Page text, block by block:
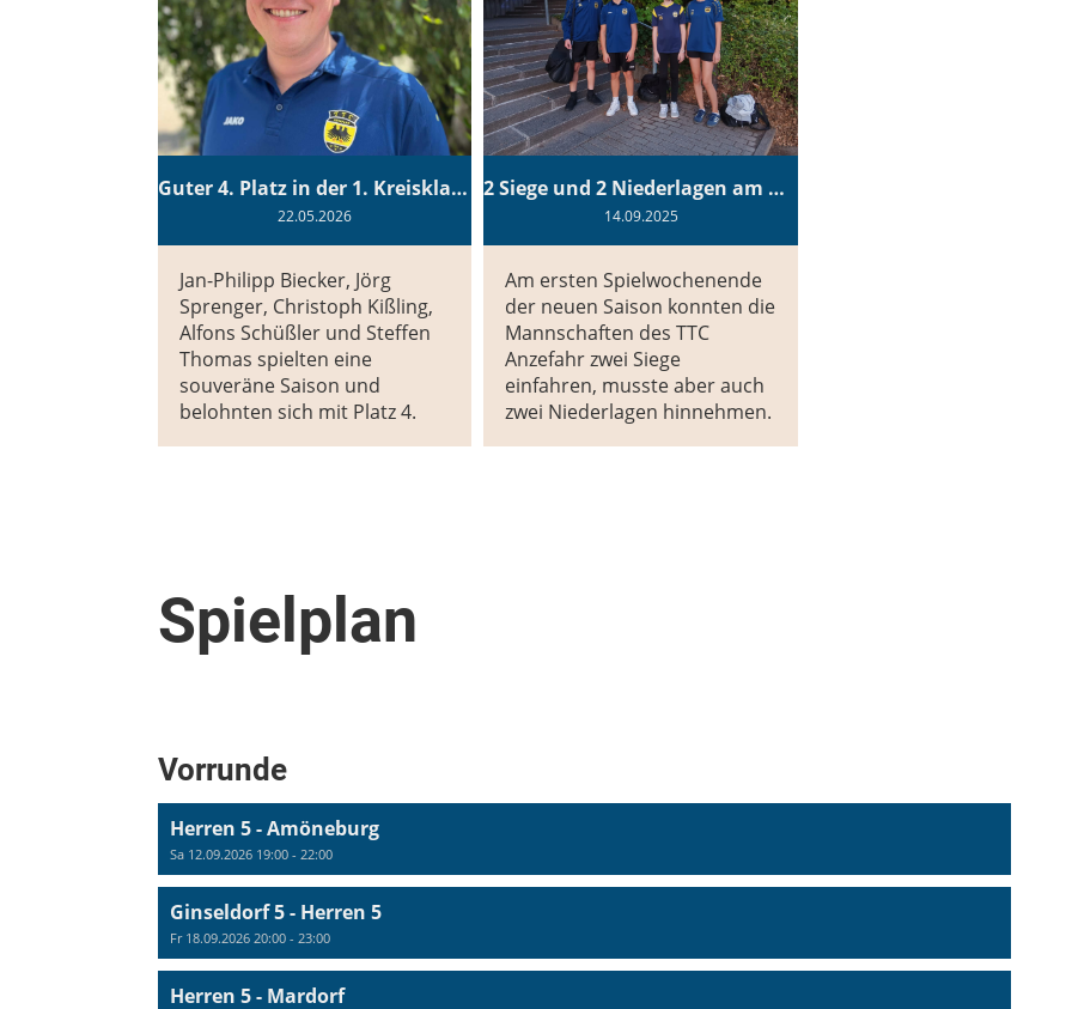
Guter 4. Platz in der 1. Kreisklasse
22.05.2026
Jan-Philipp Biecker, Jörg
Sprenger, Christoph Kißling,
Alfons Schüßler und Steffen
Thomas spielten eine
souveräne Saison und
belohnten sich mit Platz 4.
2 Siege und 2 Niederlagen am Wochenende
14.09.2025
Am ersten Spielwochenende
der neuen Saison konnten die
Mannschaften des TTC
Anzefahr zwei Siege
einfahren, musste aber auch
zwei Niederlagen hinnehmen.
Spielplan
Vorrunde
Herren 5 - Amöneburg
Sa 12.09.2026 19:00 - 22:00
Ginseldorf 5 - Herren 5
Fr 18.09.2026 20:00 - 23:00
Herren 5 - Mardorf